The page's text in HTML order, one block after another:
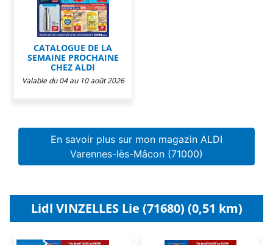
CATALOGUE DE LA
SEMAINE PROCHAINE
CHEZ ALDI
Valable du 04 au 10 août 2026
En savoir plus sur mon magazin ALDI
Varennes-lès-Mâcon (71000)
Lidl VINZELLES Lie (71680) (0,51 km)